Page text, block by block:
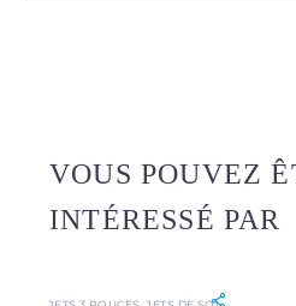
VOUS POUVEZ
INTÉRESSÉ PAR